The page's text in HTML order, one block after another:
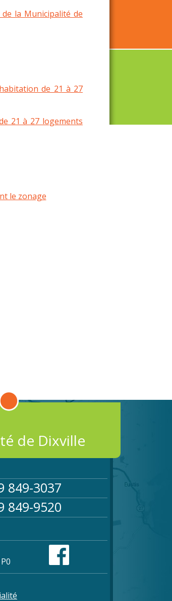
la Municipalité de
de 21 à 27
21 à 27 logements
le zonage
de Dixville
849-3037
849-9520